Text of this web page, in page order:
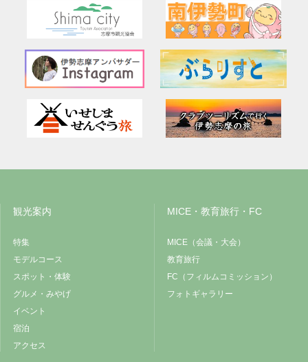
観光案内
特集
モデルコース
スポット・体験
グルメ・みやげ
イベント
宿泊
アクセス
MICE・教育旅行・FC
MICE（会議・大会）
教育旅行
FC（フィルムコミッション）
フォトギャラリー